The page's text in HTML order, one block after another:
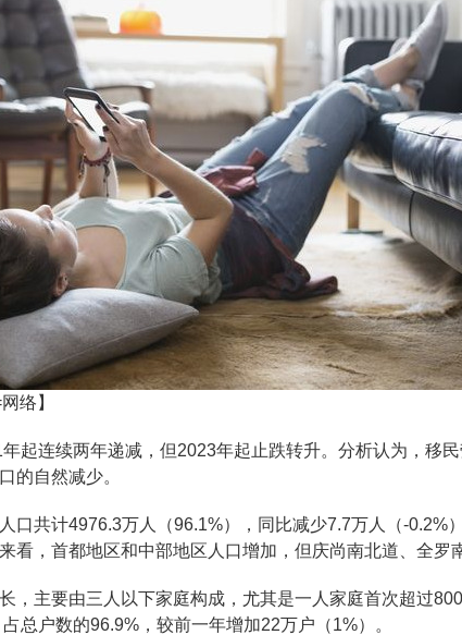
络】
起连续两年递减，但2023年起止跌转升。分析认为，移
的自然减少。
口共计4976.3万人（96.1%），同比减少7.7万人（-0.2%
看，首都地区和中部地区人口增加，但庆尚南北道、全罗
，主要由三人以下家庭构成，尤其是一人家庭首次超过
总户数的96.9%，较前一年增加22万户（1%）。